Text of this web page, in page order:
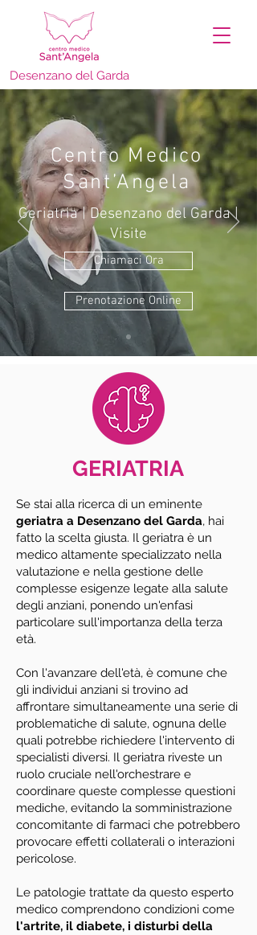
Desenzano del Garda
Centro Medico
Sant’Angela
Geriatria | Desenzano del Garda |
Visite
Chiamaci Ora
Prenotazione Online
GERIATRIA
Se stai alla ricerca di un eminente
geriatra a Desenzano del Garda, hai
fatto la scelta giusta. Il geriatra è un
medico altamente specializzato nella
valutazione e nella gestione delle
complesse esigenze legate alla salute
degli anziani, ponendo un'enfasi
particolare sull'importanza della terza
età.
Con l'avanzare dell'età, è comune che
gli individui anziani si trovino ad
affrontare simultaneamente una serie di
problematiche di salute, ognuna delle
quali potrebbe richiedere l'intervento di
specialisti diversi. Il geriatra riveste un
ruolo cruciale nell'orchestrare e
coordinare queste complesse questioni
mediche, evitando la somministrazione
concomitante di farmaci che potrebbero
provocare effetti collaterali o interazioni
pericolose.
Le patologie trattate da questo esperto
medico comprendono condizioni come
l'artrite, il diabete, i disturbi della